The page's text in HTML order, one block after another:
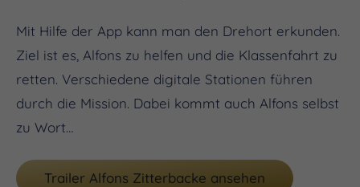
Mit Hilfe der App kann man den Drehort erkunden.
Ziel ist es, Alfons zu helfen und die Klassenfahrt zu
retten. Verschiedene digitale Stationen führen
durch die Mission. Dabei kommt auch Alfons selbst
zu Wort…
Trailer Alfons Zitterbacke ansehen